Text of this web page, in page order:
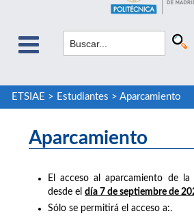
ETSIAE > Estudiantes > Aparcamiento
Aparcamiento
El acceso al aparcamiento de la
desde el día 7 de septiembre de
Sólo se permitirá el acceso a:.